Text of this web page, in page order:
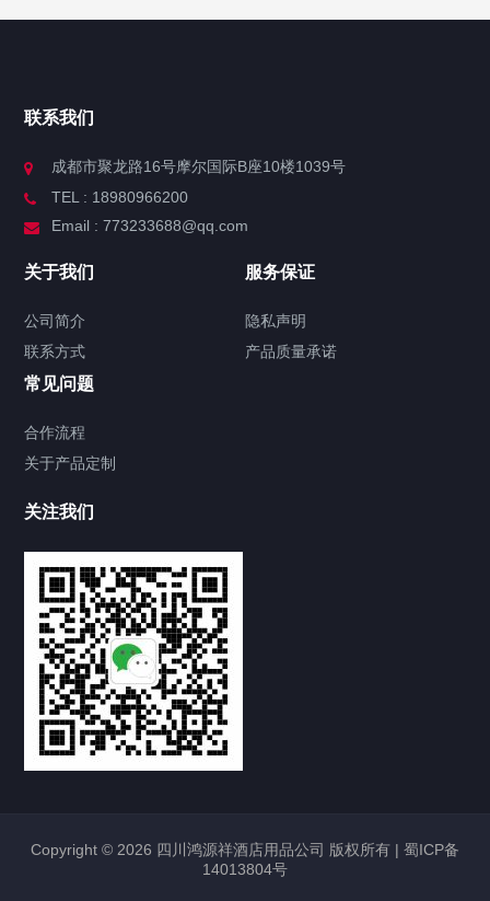
联系我们
成都市聚龙路16号摩尔国际B座10楼1039号
TEL : 18980966200
Email : 773233688@qq.com
关于我们
公司简介
联系方式
服务保证
隐私声明
产品质量承诺
常见问题
合作流程
关于产品定制
关注我们
Copyright © 2026 四川鸿源祥酒店用品公司 版权所有 | 蜀ICP备
14013804号